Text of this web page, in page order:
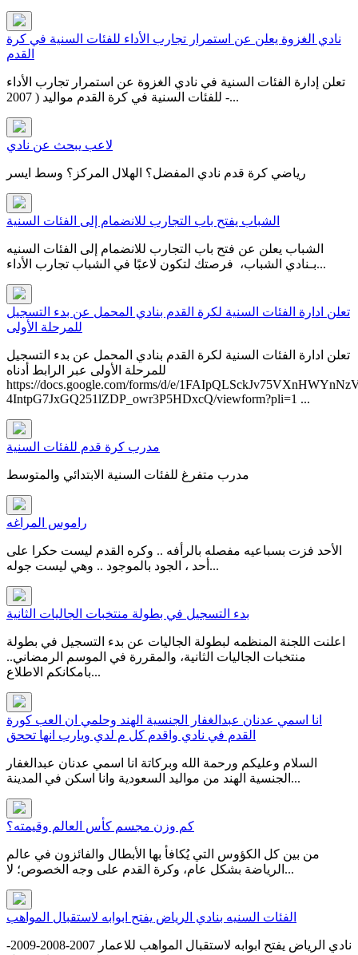
نادي الغزوة يعلن عن استمرار تجارب الأداء للفئات السنية في كرة
القدم
تعلن إدارة الفئات السنية في نادي الغزوة عن استمرار تجارب الأداء
للفئات السنية في كرة القدم مواليد ( 2007 -...
لاعب يبحث عن نادي
رياضي كرة قدم نادي المفضل؟ الهلال المركز؟ وسط ايسر
الشباب يفتح باب التجارب للانضمام إلى الفئات السنية
الشباب يعلن عن فتح باب التجارب للانضمام إلى الفئات السنيه
بـنادي الشباب، فرصتك لتكون لاعبًا في ⁧‫الشباب‬⁩ ‏تجارب الأداء...
تعلن ادارة الفئات السنية لكرة القدم بنادي المحمل عن بدء التسجيل
للمرحلة الأولى
تعلن ادارة الفئات السنية لكرة القدم بنادي المحمل عن بدء التسجيل
للمرحلة الأولى عبر الرابط أدناه​
https://docs.google.com/forms/d/e/
4IntpG7JxGQ251lZDP_owr3P5HDxcQ/viewform?pli=1 ...
مدرب كرة قدم للفئات السنية
راموس المراغه
الأحد فزت بسباعيه مفصله بالرأفه .. وكره القدم ليست حكرا على
أحد ، الجود بالموجود .. وهي ليست جوله...
بدء التسجيل في بطولة منتخبات الجاليات الثانية
اعلنت اللجنة المنظمه لبطولة الجاليات عن بدء التسجيل في بطولة
منتخبات الجاليات الثانية، والمقررة في الموسم الرمضاني..
بامكانكم الاطلاع...
انا اسمي عدنان عبدالغفار الجنسية الهند وحلمي ان العب كورة
القدم في نادي واقدم كل م لدي ويارب انها تححق
السلام وعليكم ورحمة الله وبركاتة انا اسمي عدنان عبدالغفار
الجنسية الهند من مواليد السعودية وانا اسكن في المدينة...
كم وزن مجسم كأس العالم وقيمته؟
من بين كل الكؤوس التي يُكافأ بها الأبطال والفائزون في عالم
الرياضة بشكل عام، وكرة القدم على وجه الخصوص؛ لا...
الفئات السنيه بنادي الرياض يفتح ابوابه لاستقبال المواهب
نادي الرياض يفتح ابوابه لاستقبال المواهب للاعمار 2007-2008-2009-